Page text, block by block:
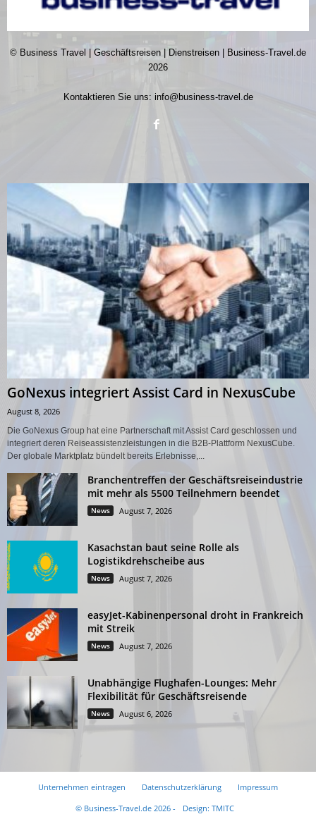
© Business Travel | Geschäftsreisen | Dienstreisen | Business-Travel.de
2026
Kontaktieren Sie uns: info@business-travel.de
GoNexus integriert Assist Card in NexusCube
August 8, 2026
Die GoNexus Group hat eine Partnerschaft mit Assist Card geschlossen und
integriert deren Reiseassistenzleistungen in die B2B-Plattform NexusCube.
Der globale Marktplatz bündelt bereits Erlebnisse,...
Branchentreffen der Geschäftsreiseindustrie
mit mehr als 5500 Teilnehmern beendet
News August 7, 2026
Kasachstan baut seine Rolle als
Logistikdrehscheibe aus
News August 7, 2026
easyJet-Kabinenpersonal droht in Frankreich
mit Streik
News August 7, 2026
Unabhängige Flughafen-Lounges: Mehr
Flexibilität für Geschäftsreisende
News August 6, 2026
Unternehmen eintragen Datenschutzerklärung
Impressum
© Business-Travel.de 2026 -
Design: TMITC